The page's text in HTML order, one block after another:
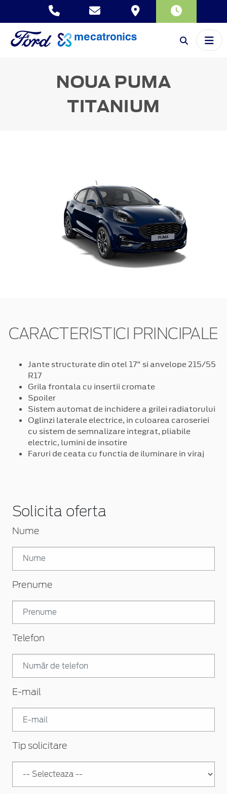
NOUA PUMA
TITANIUM
CARACTERISTICI PRINCIPALE
Jante structurate din otel 17" si anvelope 215/55
R17
Grila frontala cu insertii cromate
Spoiler
Sistem automat de inchidere a grilei radiatorului
Oglinzi laterale electrice, in culoarea caroseriei
cu sistem de semnalizare integrat, pliabile
electric, lumini de insotire
Faruri de ceata cu functia de iluminare in viraj
Solicita oferta
Nume
Prenume
Telefon
E-mail
Tip solicitare